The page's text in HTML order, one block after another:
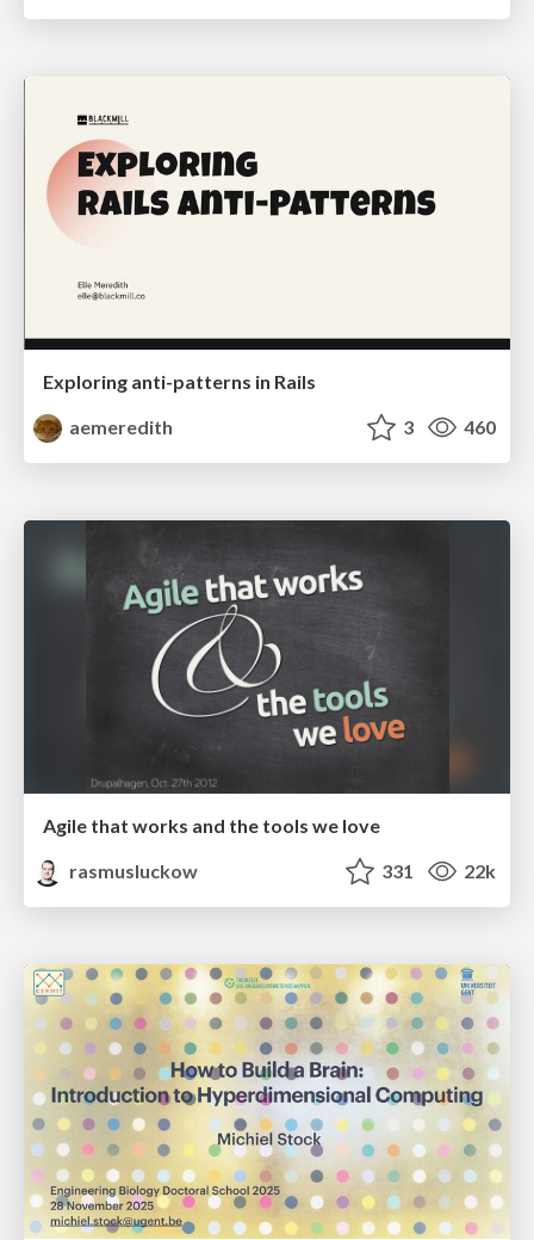
Exploring anti-patterns in Rails
aemeredith
3 460
Agile that works and the tools we love
rasmusluckow
331 22k